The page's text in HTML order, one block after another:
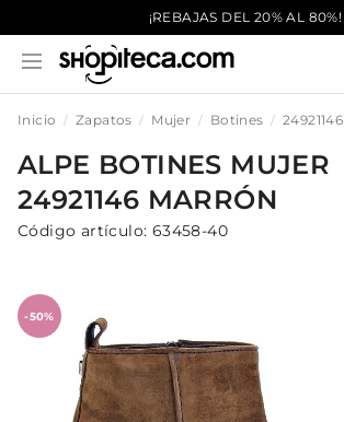
¡REBAJAS DEL 20% AL 80%!
Inicio Zapatos Mujer Botines 24921146
ALPE BOTINES MUJER
24921146 MARRÓN
Código artículo: 63458-40
-50%